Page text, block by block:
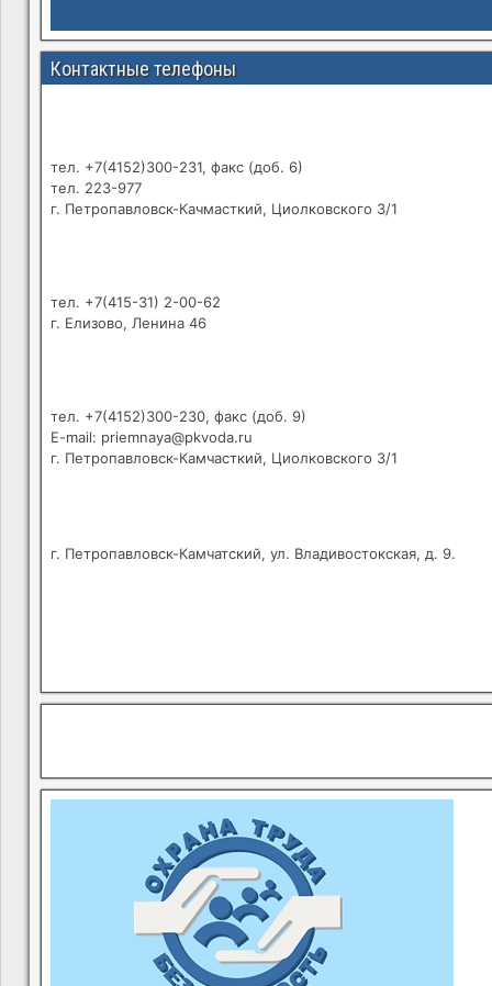
Контактные телефоны
тел. +7(4152)300-231, факс (доб. 6)
тел. 223-977
г. Петропавловск-Качмасткий, Циолковского 3/1
тел. +7(415-31) 2-00-62
г. Елизово, Ленина 46
тел. +7(4152)300-230, факс (доб. 9)
E-mail: priemnaya@pkvoda.ru
г. Петропавловск-Камчасткий, Циолковского 3/1
г. Петропавловск-Камчатский, ул. Владивостокская, д. 9.